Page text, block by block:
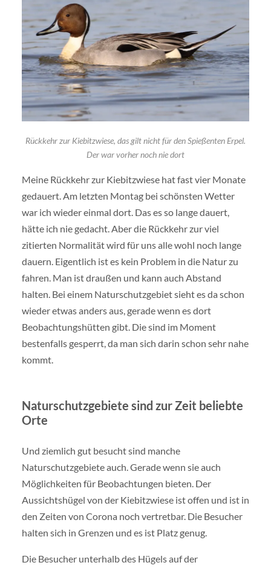
Rückkehr zur Kiebitzwiese, das gilt nicht für den Spießenten Erpel.
Der war vorher noch nie dort
Meine Rückkehr zur Kiebitzwiese hat fast vier Monate
gedauert. Am letzten Montag bei schönsten Wetter
war ich wieder einmal dort. Das es so lange dauert,
hätte ich nie gedacht. Aber die Rückkehr zur viel
zitierten Normalität wird für uns alle wohl noch lange
dauern. Eigentlich ist es kein Problem in die Natur zu
fahren. Man ist draußen und kann auch Abstand
halten. Bei einem Naturschutzgebiet sieht es da schon
wieder etwas anders aus, gerade wenn es dort
Beobachtungshütten gibt. Die sind im Moment
bestenfalls gesperrt, da man sich darin schon sehr nahe
kommt.
Naturschutzgebiete sind zur Zeit beliebte
Orte
Und ziemlich gut besucht sind manche
Naturschutzgebiete auch. Gerade wenn sie auch
Möglichkeiten für Beobachtungen bieten. Der
Aussichtshügel von der Kiebitzwiese ist offen und ist in
den Zeiten von Corona noch vertretbar. Die Besucher
halten sich in Grenzen und es ist Platz genug.
Die Besucher unterhalb des Hügels auf der